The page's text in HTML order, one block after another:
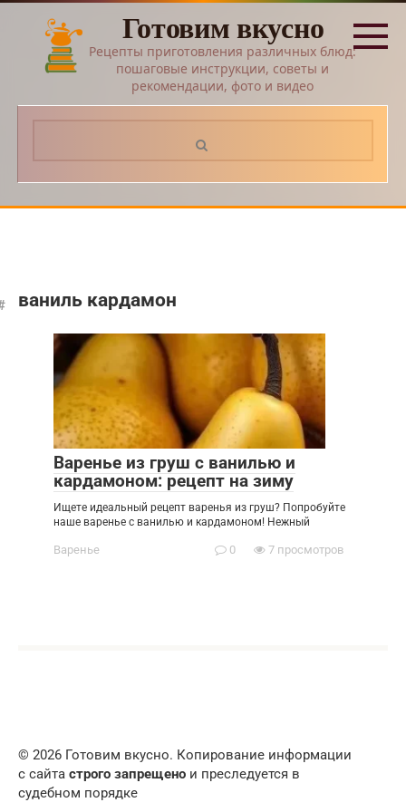
Перейти
контенту
Готовим вкусно
Рецепты приготовления различных блюд:
пошаговые инструкции, советы и
рекомендации, фото и видео
ваниль кардамон
Варенье из груш с ванилью и
кардамоном: рецепт на зиму
Ищете идеальный рецепт варенья из груш? Попробуйте
наше варенье с ванилью и кардамоном! Нежный
Варенье 0 7 просмотров
© 2026 Готовим вкусно. Копирование информации
с сайта строго запрещено и преследуется в
судебном порядке